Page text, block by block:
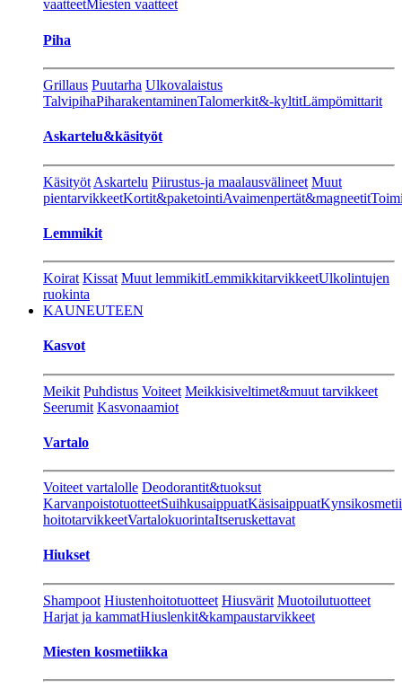
vaatteetMiesten vaatteet
Piha
Grillaus Puutarha Ulkovalaistus
TalvipihaPiharakentaminenTalomerkit&-kyltitLämpömittarit
Askartelu&käsityöt
Käsityöt Askartelu Piirustus-ja maalausvälineet Muut
pientarvikkeetKortit&paketointiAvaimenpertät&magneetit
Lemmikit
Koirat Kissat Muut lemmikitLemmikkitarvikkeetUlkolintujen
ruokinta
KAUNEUTEEN
Kasvot
Meikit Puhdistus Voiteet Meikkisiveltimet&muut tarvikkeet
Seerumit Kasvonaamiot
Vartalo
Voiteet vartalolle Deodorantit&tuoksut
KarvanpoistotuotteetSuihkusaippuatKäsisaippuat
hoitotarvikkeetVartalokuorintaItseruskettavat
Hiukset
Shampoot Hiustenhoitotuotteet Hiusvärit Muotoilutuotteet
Harjat ja kammatHiuslenkit&kampaustarvikkeet
Miesten kosmetiikka